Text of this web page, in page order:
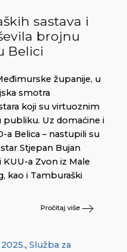
sastava i
brojnu
Belici
županije, u
smotra
koji su virtuoznim
publiku. Uz domaćine i
a Belica – nastupili su
Stjepan Bujan
KUU-a Zvon iz Male
kao i Tamburaški
Pročitaj više
, Služba za